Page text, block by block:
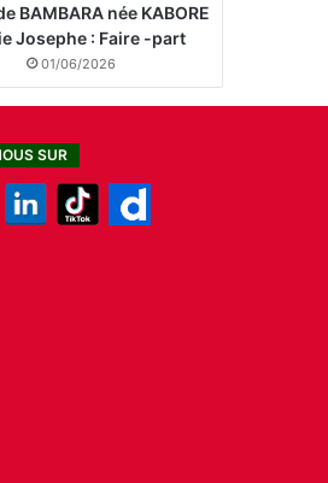
BAMBARA née KABORE
Josephe : Faire -part
01/06/2026
SUR